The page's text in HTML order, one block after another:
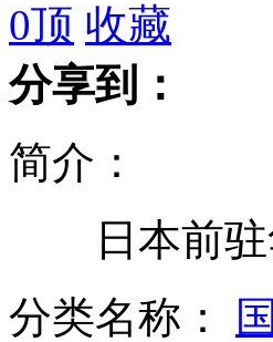
日媒：中国渔船捕鱼将强化
东海休渔结束 大量渔船出海
0顶 收藏
分享到：
简介：
日本前驻
分类名称：